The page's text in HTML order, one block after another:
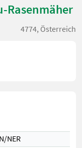
Rasenmäher
4774, Österreich
NER